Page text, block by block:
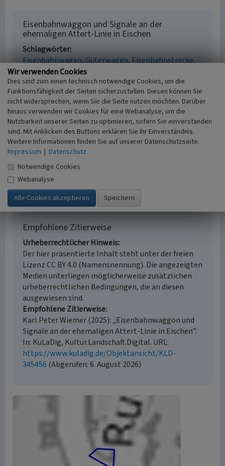
Eisenbahnwaggon und Signale an der
ehemaligen Attert-Linie in Eischen
Schlagwörter
Eisenbahnwagen Güterwagen Eisenbahnstrecke
Freilichtmuseum
Straße / Hausnummer
Rue de Steinfort / Rue de la Gare
Ort
Habscht - Eischen / Luxemburg
Fachsicht(en)
Kulturlandschaftspflege
Erfassungsmaßstab
Erfassungsmethode
Geländebegehung/-kartierung
Empfohlene Zitierweise
Urheberrechtlicher Hinweis
Der hier präsentierte Inhalt steht unter der freien
Lizenz CC BY 4.0 (Namensnennung). Die angezeigten
Medien unterliegen möglicherweise zusätzlichen
urheberrechtlichen Bedingungen, die an diesen
ausgewiesen sind.
Empfohlene Zitierweise
Karl Peter Wiemer (2025): „Eisenbahnwaggon und
Signale an der ehemaligen Attert-Linie in Eischen”.
In: KuLaDig, Kultur.Landschaft.Digital. URL:
https://www.kuladig.de/Objektansicht/KLD-
345456 (Abgerufen: 6. August 2026)
Wir verwenden Cookies
Dies sind zum einen technisch notwendige Cookies, um die
Funktionsfähigkeit der Seiten sicherzustellen. Diesen können Sie
nicht widersprechen, wenn Sie die Seite nutzen möchten. Darüber
hinaus verwenden wir Cookies für eine Webanalyse, um die
Nutzbarkeit unserer Seiten zu optimieren, sofern Sie einverstanden
sind. Mit Anklicken des Buttons erklären Sie Ihr Einverständnis.
Weitere Informationen finden Sie auf unserer Datenschutzseite.
Impressum | Datenschutz
Notwendige Cookies
Webanalyse